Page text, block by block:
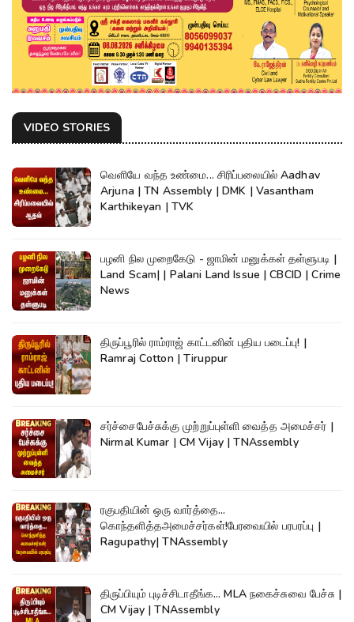
VIDEO STORIES
வெளியே வந்த உண்மை... சிரிப்பலையில் Aadhav
Arjuna | TN Assembly | DMK | Vasantham
Karthikeyan | TVK
பழனி நில முறைகேடு - ஜாமின் மனுக்கள் தள்ளுபடி |
Land Scam| | Palani Land Issue | CBCID | Crime
News
திருப்பூரில் ராம்ராஜ் காட்டனின் புதிய படைப்பு! |
Ramraj Cotton | Tiruppur
சர்ச்சைபேச்சுக்கு முற்றுப்புள்ளி வைத்த அமைச்சர் |
Nirmal Kumar | CM Vijay | TNAssembly
ரகுபதியின் ஒரு வார்த்தை...
கொந்தளித்தஅமைச்சர்கள்!பேரவையில் பரபரப்பு |
Ragupathy| TNAssembly
திருப்பியும் புடிச்சிடாதீங்க... MLA நகைச்சுவை பேச்சு |
CM Vijay | TNAssembly